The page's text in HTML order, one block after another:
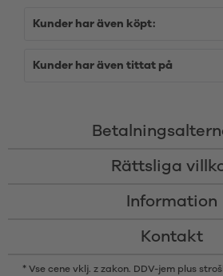
Kunder har även köpt:
Kunder har även tittat på
Rättsliga
Information
Kontakt
* Vse cene vklj. z zakon. DDV-jem plus